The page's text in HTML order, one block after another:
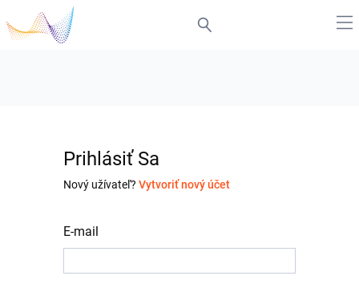
Prihlásiť Sa
Nový užívateľ? Vytvoriť nový účet
E-mail